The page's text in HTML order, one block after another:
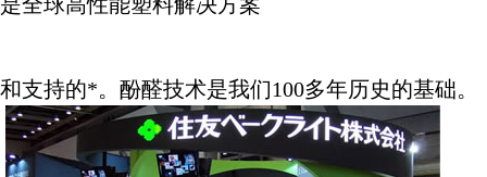
和支持的*。酚醛技术是我们100多年历史的基础。